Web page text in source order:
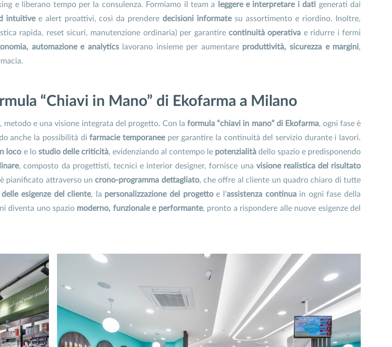
e liberano tempo per la consulenza. Formiamo il team a leggere e interpretare i dati generati dai
intuitivee alert proattivi, così da prenderedecisioni informatesu assortimento e riordino. Inoltre,
rapida, reset sicuri, manutenzione ordinaria) per garantire continuità operativa e ridurre i fermi
automazione e analyticslavorano insieme per aumentare produttività, sicurezza e margini,
“Chiavi in Mano” di Ekofarma a Milano
metodo e una visione integrata del progetto. Con laformula “chiavi in mano” di Ekofarma, ogni fase è
anche la possibilità difarmacie temporaneeper garantire la continuità del servizio durante i lavori.
loco e lo studio delle criticità, evidenziando al contempo le potenzialitàdello spazio e predisponendo
, composto da progettisti, tecnici e interior designer, fornisce una visione realistica del risultato
pianificato attraverso uncrono-programma dettagliato, che offre al cliente un quadro chiaro di tutte
esigenze del cliente, la personalizzazione del progettoe l’assistenza continuain ogni fase della
diventa uno spazio moderno, funzionale e performante, pronto a rispondere alle nuove esigenze del